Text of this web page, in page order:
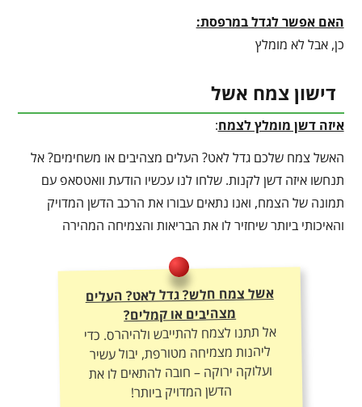
האם אפשר לגדל במרפסת:
כן, אבל לא מומלץ
דישון צמח אשל
איזה דשן מומלץ לצמח:
האשל צמח שלכם גדל לאט? העלים מצהיבים או משחימים? אל
תנחשו איזה דשן לקנות. שלחו לנו עכשיו הודעת וואטסאפ עם
תמונה של הצמח, ואנו נתאים עבורו את הרכב הדשן המדויק
והאיכותי ביותר שיחזיר לו את הבריאות והצמיחה המהירה
אשל צמח חלש? גדל לאט? העלים
מצהיבים או קמלים?
אל תתנו לצמח להתייבש ולהיהרס. כדי
ליהנות מצמיחה מטורפת, יבול עשיר
ועלוקה ירוקה – חובה להתאים לו את
הדשן המדויק ביותר!